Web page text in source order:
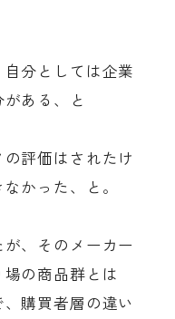
分としては企業
ある、と
評価はされたけ
かった、と。
、そのメーカー
の商品群とは
購買者層の違い